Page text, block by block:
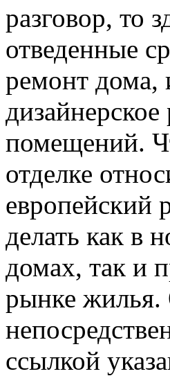
разговор, то
отведенные
ремонт дома,
помещений.
отделке
европейский
делать как в
домах, так и
рынке жилья.
ссылкой